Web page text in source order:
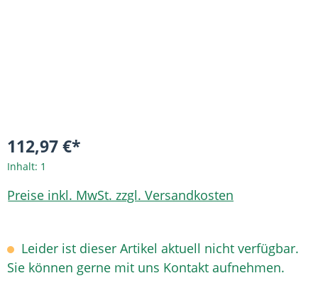
112,97 €*
Inhalt: 1
Preise inkl. MwSt. zzgl. Versandkosten
Leider ist dieser Artikel aktuell nicht verfügbar.
Sie können gerne mit uns Kontakt aufnehmen.